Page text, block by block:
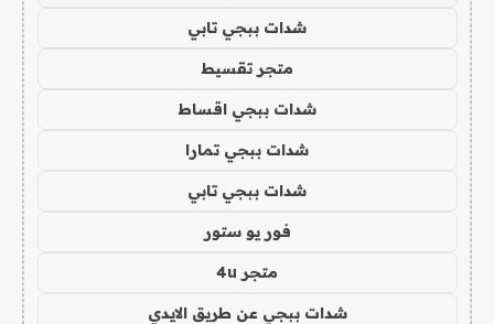
شدات ببجي تابي
متجر تقسيط
شدات ببجي اقساط
شدات ببجي تمارا
شدات ببجي تابي
فور يو ستور
متجر 4u
شدات ببجي عن طريق الايدي